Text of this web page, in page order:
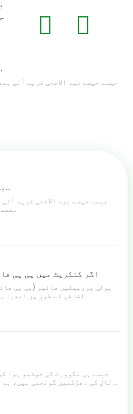
بنیادیں
جیسے جیسے عید الاضحی قریب آتی
بنیادیں بنانا، برکتیں بانٹنا...
جیسے جیسے عید الاضحی قریب
اگر کنکریٹ میں پی پی
پولی پروپیلین فائبر (پی پی
اضافی کے طور پر ابھرا ہے، جو اپنی قابلیت کے لیے مشہور ہے...
جیسے ہی مگوورٹ کی خوشبو ہوا
تال کی دھڑکنیں گونجتی ہیں، ہم ٹرائی کا پرتپاک استقبال کرتے ہیں...